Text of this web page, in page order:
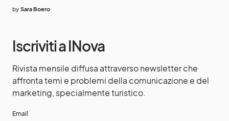
by Sara Boero
Iscriviti a INova
Rivista mensile diffusa attraverso newsletter che
affronta temi e problemi della comunicazione e del
marketing, specialmente turistico.
Email